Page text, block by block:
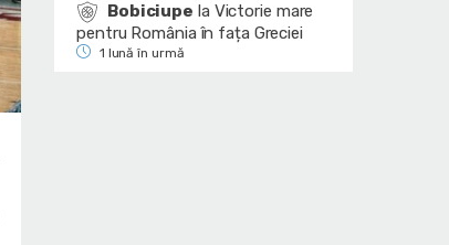
Bobiciupe la Victorie mare
pentru România în fața Greciei
1 lună în urmă